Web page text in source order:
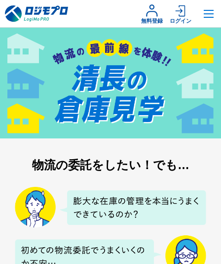
無料登録 ログイン
物流の委託をしたい！でも…